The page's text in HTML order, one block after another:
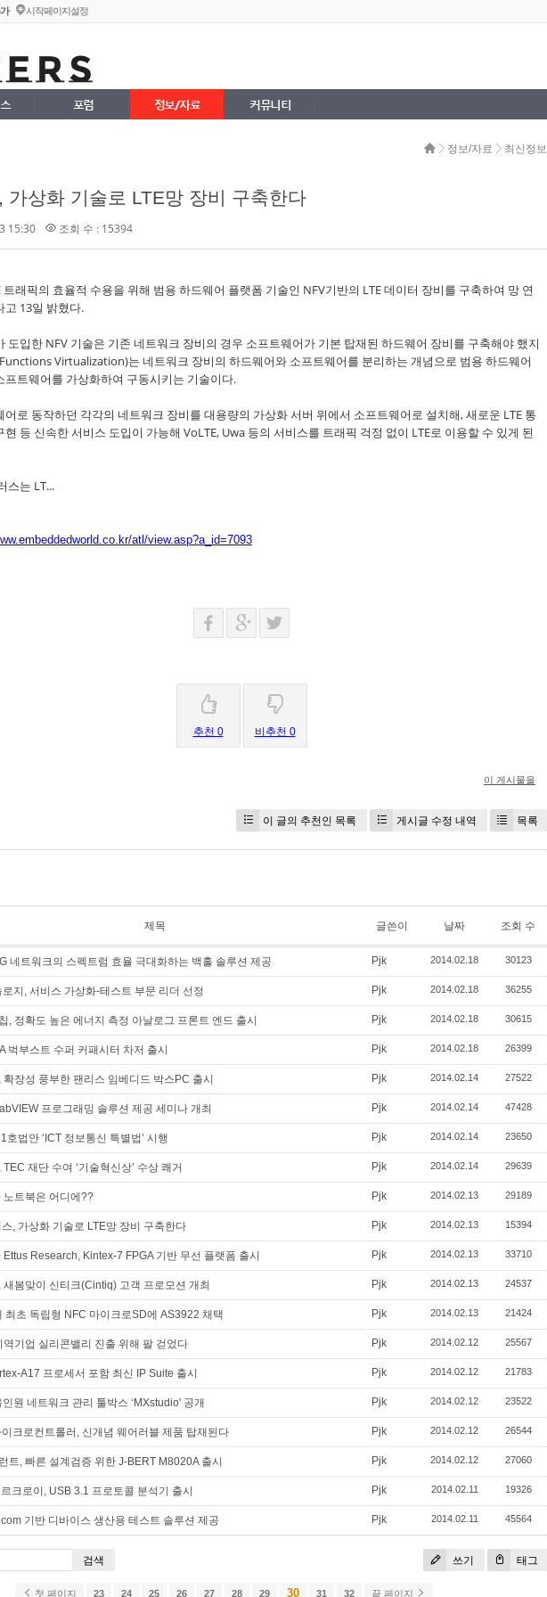
시작페이지설정
포럼 정보/자료 커뮤니티
정보/자료 최신정보
가상화 기술로 LTE망 장비 구축한다
15:30 조회 수 : 15394
트래픽의 효율적 수용을 위해 범용 하드웨어 플랫폼 기술인 NFV기반의 LTE 데이터 장비를 구축하여 망 연
고 13일 밝혔다.
도입한 NFV 기술은 기존 네트워크 장비의 경우 소프트웨어가 기본 탑재된 하드웨어 장비를 구축해야 했지
Virtualization)는 네트워크 장비의 하드웨어와 소프트웨어를 분리하는 개념으로 범용 하드웨어
프트웨어를 가상화하여 구동시키는 기술이다.
어로 동작하던 각각의 네트워크 장비를 대용량의 가상화 서버 위에서 소프트웨어로 설치해, 새로운 LTE 통
등 신속한 서비스 도입이 가능해 VoLTE, Uwa 등의 서비스를 트래픽 걱정 없이 LTE로 이용할 수 있게 된
스는 LT...
atl/view.asp?a_id=7093
추천 0 비추천 0
이 게시물을
이 글의 추천인 목록 게시글 수정 내역 목록
제목 글쓴이 날짜 조회 수
네트워크의 스펙트럼 효율 극대화하는 백홀 솔루션 제공 Pjk 2014.02.18 30123
지, 서비스 가상화-테스트 부문 리더 선정 Pjk 2014.02.18 36255
, 정확도 높은 에너지 측정 아날로그 프론트 엔드 출시 Pjk 2014.02.18 30615
벅부스트 수퍼 커패시터 차저 출시 Pjk 2014.02.18 26399
확장성 풍부한 팬리스 임베디드 박스PC 출시 Pjk 2014.02.14 27522
프로그래밍 솔루션 제공 세미나 개최 Pjk 2014.02.14 47428
호법안 ‘ICT 정보통신 특별법’ 시행 Pjk 2014.02.14 23650
재단 수여 ‘기술혁신상’ 수상 쾌거 Pjk 2014.02.14 29639
노트북은 어디에?? Pjk 2014.02.13 29189
, 가상화 기술로 LTE망 장비 구축한다 Pjk 2014.02.13 15394
Ettus Research, Kintex-7 FPGA 기반 무선 플랫폼 출시 Pjk 2014.02.13 33710
새봄맞이 신티크(Cintiq) 고객 프로모션 개최 Pjk 2014.02.13 24537
최초 독립형 NFC 마이크로SD에 AS3922 채택 Pjk 2014.02.13 21424
역기업 실리콘밸리 진출 위해 팔 걷었다 Pjk 2014.02.12 25567
A17 프로세서 포함 최신 IP Suite 출시 Pjk 2014.02.12 21783
인원 네트워크 관리 툴박스 ‘MXstudio' 공개 Pjk 2014.02.12 23522
크로컨트롤러, 신개념 웨어러블 제품 탑재된다 Pjk 2014.02.12 26544
트, 빠른 설계검증 위한 J-BERT M8020A 출시 Pjk 2014.02.12 27060
크로이, USB 3.1 프로토콜 분석기 출시 Pjk 2014.02.11 19326
기반 디바이스 생산용 테스트 솔루션 제공 Pjk 2014.02.11 45564
쓰기 태그
검색
첫 페이지 23 24 25 26 27 28 29 30 31 32 끝 페이지